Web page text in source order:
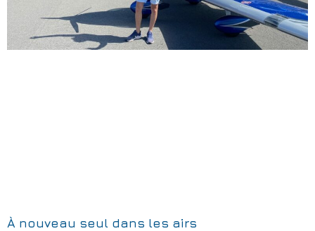
À nouveau seul dans les airs